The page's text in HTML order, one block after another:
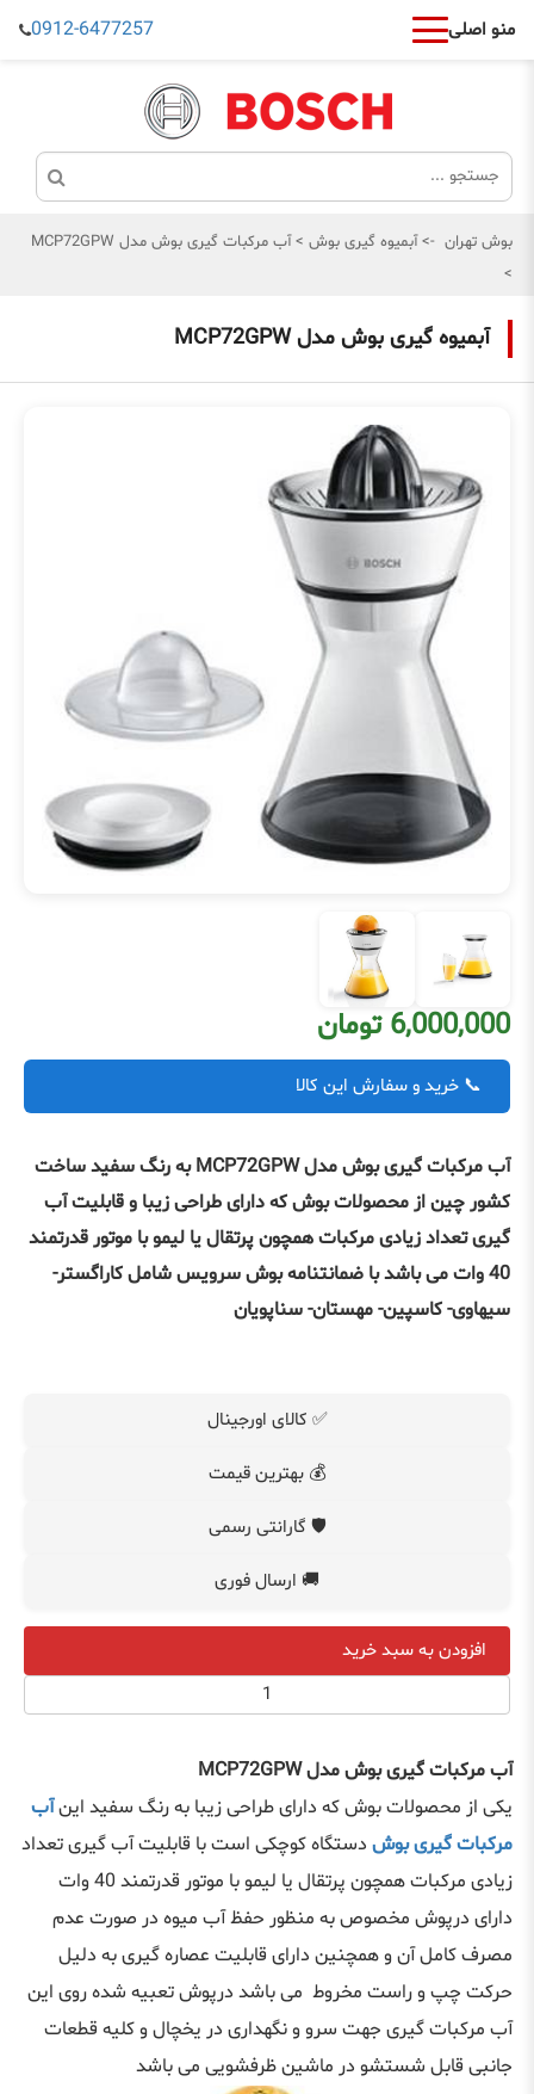
منو اصلی 0912-6477257
بوش تهران ->آبمیوه گیری بوش >آب مرکبات گیری بوش مدل MCP72GPW
>
آبمیوه گیری بوش مدل MCP72GPW
6,000,000 تومان
📞 خرید و سفارش این کالا
آب مرکبات گیری بوش مدل MCP72GPW به رنگ سفید ساخت
کشور چین از محصولات بوش که دارای طراحی زیبا و قابلیت آب
گیری تعداد زیادی مرکبات همچون پرتقال یا لیمو با موتور قدرتمند
40 وات می باشد با ضمانتنامه بوش سرویس شامل کاراگستر-
سیهاوی- کاسپین- مهستان- سناپویان
✅ کالای اورجینال
💰 بهترین قیمت
🛡️ گارانتی رسمی
🚚 ارسال فوری
افزودن به سبد خرید
آب مرکبات گیری بوش مدل MCP72GPW
یکی از محصولات بوش که دارای طراحی زیبا به رنگ سفید اینآب
مرکبات گیری بوش دستگاه کوچکی است با قابلیت آب گیری تعداد
زیادی مرکبات همچون پرتقال یا لیمو با موتور قدرتمند 40 وات
دارای درپوش مخصوص به منظور حفظ آب میوه در صورت عدم
مصرف کامل آن و همچنین دارای قابلیت عصاره گیری به دلیل
حرکت چپ و راست مخروط می باشد درپوش تعبیه شده روی این
آب مرکبات گیری جهت سرو و نگهداری در یخچال و کلیه قطعات
جانبی قابل شستشو در ماشین ظرفشویی می باشد